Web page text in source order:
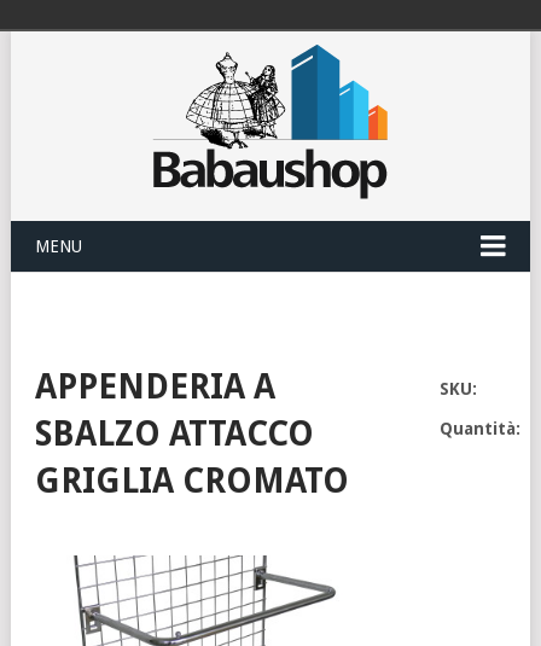
MENU
APPENDERIA A
SBALZO ATTACCO
GRIGLIA CROMATO
SKU:
Quantità: